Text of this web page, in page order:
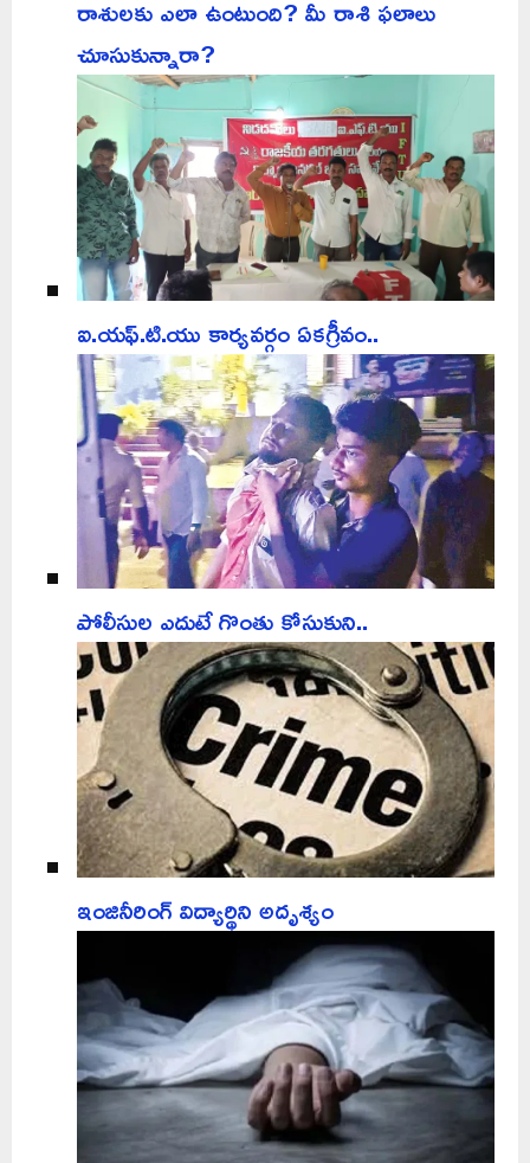
రాశులకు ఎలా ఉంటుంది? మీ రాశి ఫలాలు
చూసుకున్నారా?
ఐ.యఫ్.టి.యు కార్యవర్గం ఏకగ్రీవం..
పోలీసుల ఎదుటే గొంతు కోసుకుని..
ఇంజినీరింగ్‌ విద్యార్థిని అదృశ్యం